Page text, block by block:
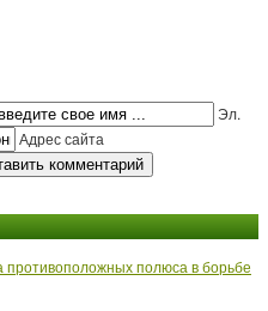
Эл.
Адрес сайта